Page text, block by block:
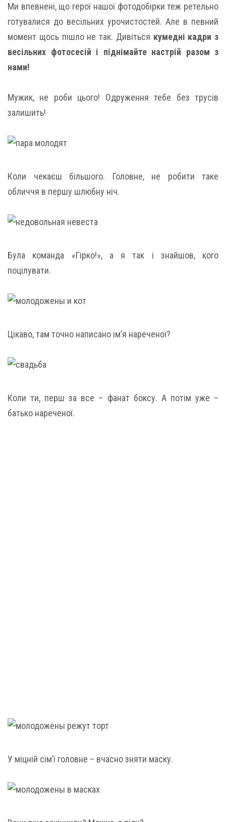
Ми впевнені, що герої нашої фотодобірки теж ретельно
готувалися до весільних урочистостей. Але в певний
момент щось пішло не так. Дивіться кумедні кадри з
весільних фотосесій і піднімайте настрій разом з
нами!
Мужик, не роби цього! Одруження тебе без трусів
залишить!
Коли чекаєш більшого. Головне, не робити таке
обличчя в першу шлюбну ніч.
Була команда «Гірко!», а я так і знайшов, кого
поцілувати.
Цікаво, там точно написано ім’я нареченої?
Коли ти, перш за все – фанат боксу. А потім уже –
батько нареченої.
У міцній сім’ї головне – вчасно зняти маску.